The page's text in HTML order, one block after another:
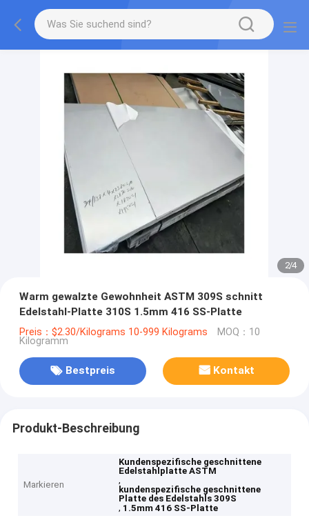
2/4
Warm gewalzte Gewohnheit ASTM 309S schnitt
Edelstahl-Platte 310S 1.5mm 416 SS-Platte
Preis：$2.30/Kilograms 10-999 Kilograms MOQ：10
Kilogramm
Bestpreis Kontakt
Produkt-Beschreibung
Markieren
Kundenspezifische geschnittene
Edelstahlplatte ASTM
,
kundenspezifische geschnittene
Platte des Edelstahls 309S
, 1.5mm 416 SS-Platte